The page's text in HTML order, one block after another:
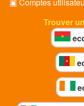
Trouver